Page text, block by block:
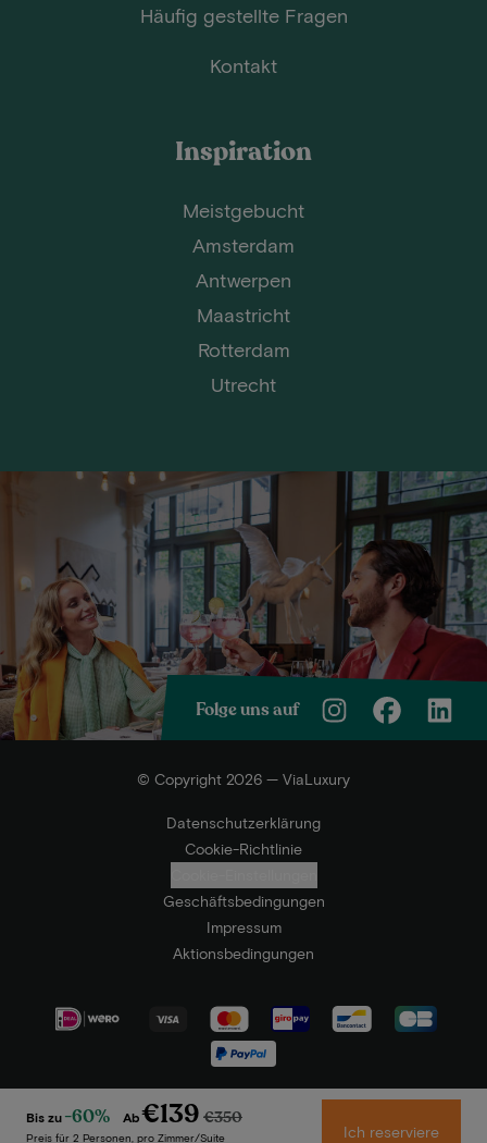
Bis zu -60% Ab€139 €350
Preis für 2 Personen, pro Zimmer/Suite Ich reserviere
Häufig gestellte Fragen
Kontakt
Inspiration
Meistgebucht
Amsterdam
Antwerpen
Maastricht
Rotterdam
Utrecht
Folge uns auf
© Copyright 2026 — ViaLuxury
Datenschutzerklärung
Cookie-Richtlinie
Geschäftsbedingungen
Impressum
Aktionsbedingungen